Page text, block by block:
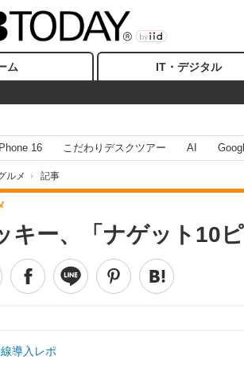
ム IT・デジタル
16 こだわりデスクツアー AI
ルメ › 記事
キー、「ナゲット10
導入レポ